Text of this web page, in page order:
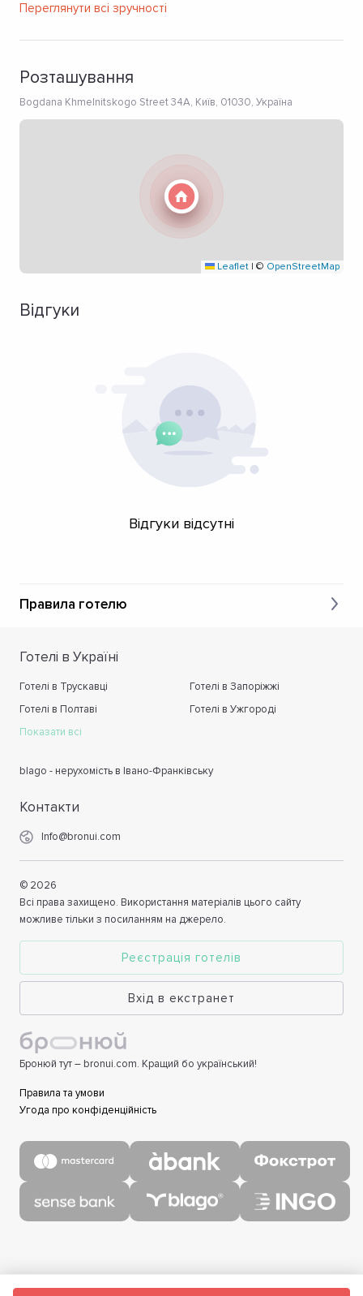
Переглянути всі зручності
Розташування
Bogdana Khmelnitskogo Street 34А, Київ, 01030, Україна
Leaflet | © OpenStreetMap
Відгуки
Відгуки відсутні
Правила готелю
Готелі в Україні
Готелі в Трускавці
Готелі в Запоріжжі
Готелі в Полтаві
Готелі в Ужгороді
Показати всі
blago - нерухомість в Івано-Франківську
Контакти
Info@bronui.com
© 2026
Всі права захищено. Використання матеріалів цього сайту
можливе тільки з посиланням на джерело.
Реєстрація готелів
Вхід в екстранет
Бронюй тут – bronui.com. Кращий бо український!
Правила та умови
Угода про конфіденційність